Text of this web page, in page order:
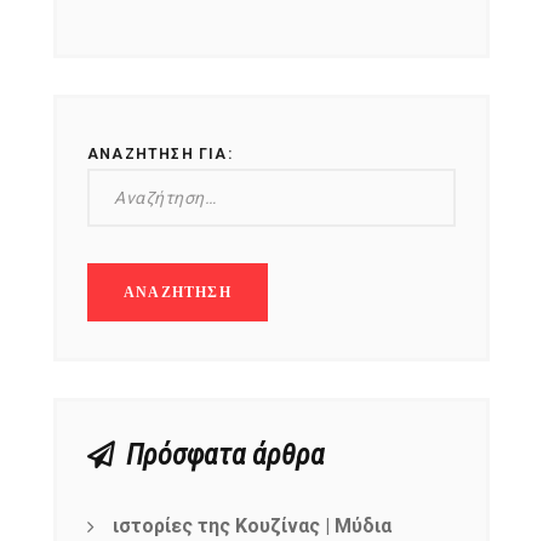
ΑΝΑΖΉΤΗΣΗ ΓΙΑ:
Πρόσφατα άρθρα
ιστορίες της Κουζίνας | Μύδια
NEWSLETTER